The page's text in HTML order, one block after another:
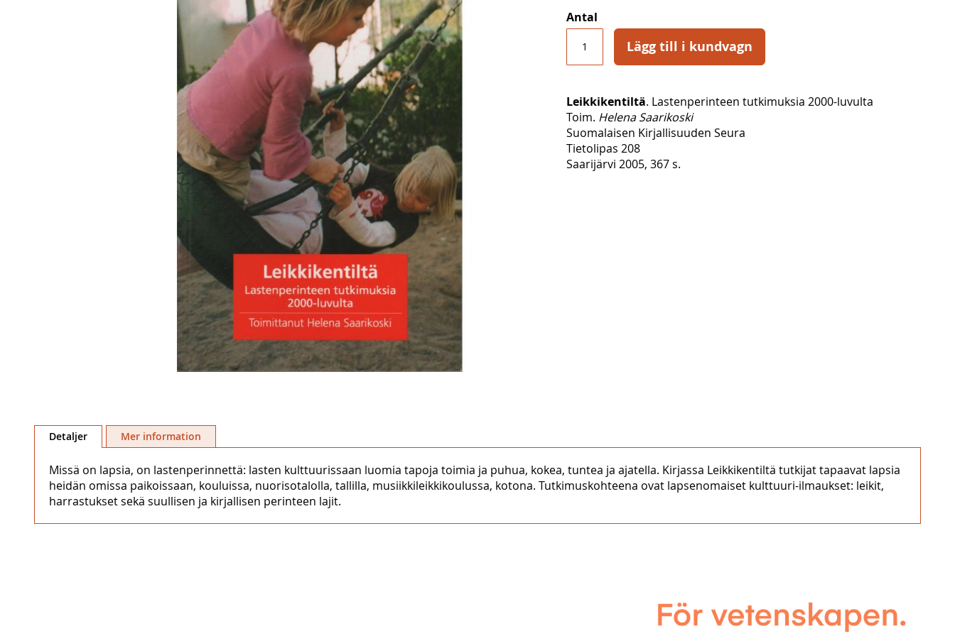
till
bildgalleriet
Antal
Lägg till i kundvagn
Leikkikentiltä. Lastenperinteen tutkimuksia 2000-luvulta
Toim. Helena Saarikoski
Suomalaisen Kirjallisuuden Seura
Tietolipas 208
Saarijärvi 2005, 367 s.
Detaljer
Missä on lapsia, on lastenperinnettä: lasten kulttuurissaan luomia tapoja toimia ja puhua, kokea, tuntea ja ajatella. Kirjassa Leikkikentiltä tutkijat tapaavat lapsia
heidän omissa paikoissaan, kouluissa, nuorisotalolla, tallilla, musiikkileikkikoulussa, kotona. Tutkimuskohteena ovat lapsenomaiset kulttuuri-ilmaukset: leikit,
harrastukset sekä suullisen ja kirjallisen perinteen lajit.
Mer information